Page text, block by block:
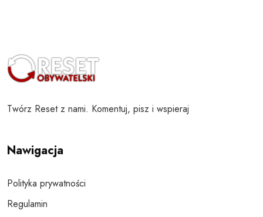
Twórz Reset z nami. Komentuj, pisz i wspieraj
Nawigacja
Polityka prywatności
Regulamin